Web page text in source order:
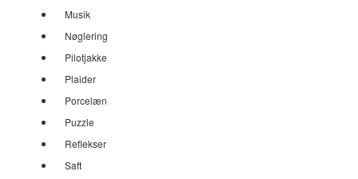
Musik
Nøglering
Pilotjakke
Plaider
Porcelæn
Puzzle
Reflekser
Saft